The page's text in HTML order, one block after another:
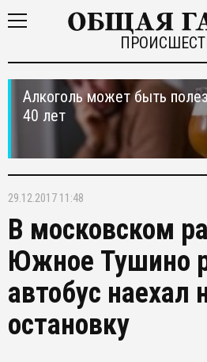
Алкоголь может быть
40 лет
29.12.2017 11:48
В московском
Южное Тушино
автобус наехал
остановку